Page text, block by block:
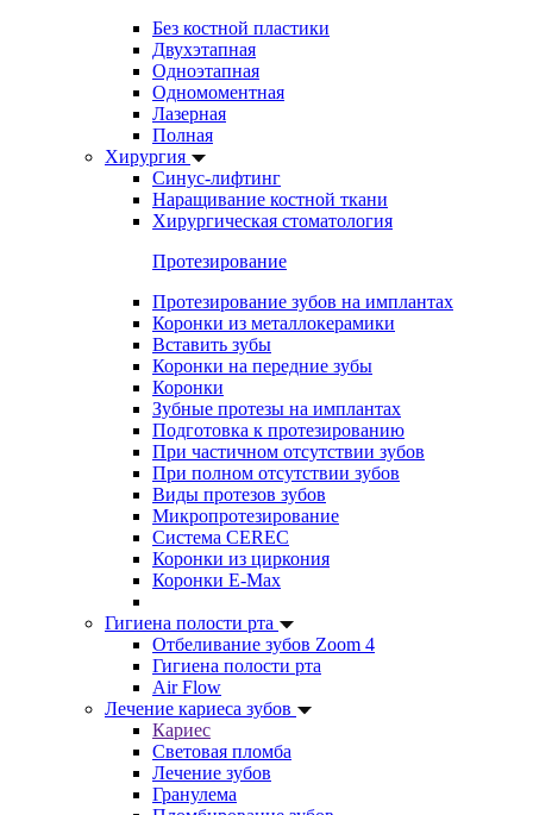
Без костной пластики
Двухэтапная
Одноэтапная
Одномоментная
Лазерная
Полная
Хирургия
Синус-лифтинг
Наращивание костной ткани
Хирургическая стоматология
Протезирование
Протезирование зубов на имплантах
Коронки из металлокерамики
Вставить зубы
Коронки на передние зубы
Коронки
Зубные протезы на имплантах
Подготовка к протезированию
При частичном отсутствии зубов
При полном отсутствии зубов
Виды протезов зубов
Микропротезирование
Система CEREC
Коронки из циркония
Коронки E-Max
Гигиена полости рта
Отбеливание зубов Zoom 4
Гигиена полости рта
Air Flow
Лечение кариеса зубов
Кариес
Световая пломба
Лечение зубов
Гранулема